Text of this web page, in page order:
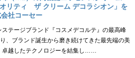
オリティ ザ クリーム デコラシオン」を
社コーセー
テージブランド『コスメデコルテ』の最高峰
、ブランド誕生から磨き続けてきた最先端の美
越したテクノロジーを結集し……